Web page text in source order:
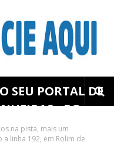
SEU PORTAL DE
- RO
na pista, mais um
linha 192, em Rolim de